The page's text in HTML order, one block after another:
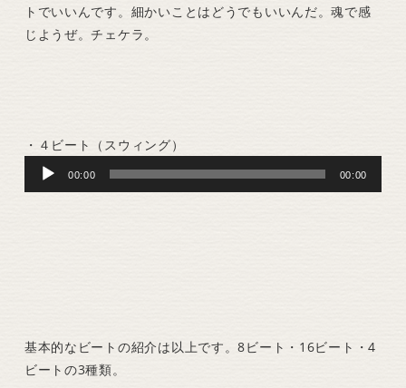
トでいいんです。細かいことはどうでもいいんだ。魂で感
じようぜ。チェケラ。
・４ビート（スウィング）
Audio
Player
00:00 00:00
基本的なビートの紹介は以上です。8ビート・16ビート・4
ビートの3種類。